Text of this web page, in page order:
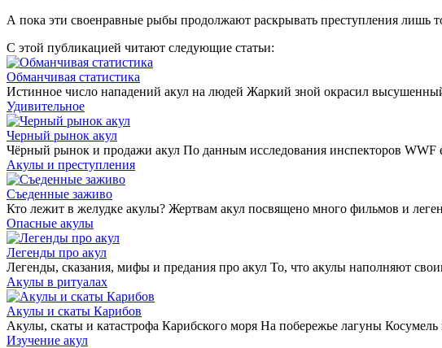
А пока эти своенравные рыбы продолжают раскрывать преступления лишь
С этой публикацией читают следующие статьи:
Обманчивая статистика
Истинное число нападений акул на людей Жаркий зной окрасил
Удивительное
Черный рынок акул
Чёрный рынок и продажи акул По данным исследования инспекторов WWF
Акулы и преступления
Съеденные заживо
Кто лежит в желудке акулы? Жертвам акул посвящено много фильмов и
Опасные акулы
Легенды про акул
Легенды, сказания, мифы и предания про акул То, что акулы наполняют
Акулы в ритуалах
Акулы и скаты Карибов
Акулы, скаты и катастрофа Карибского моря На побережье лагуны
Изучение акул